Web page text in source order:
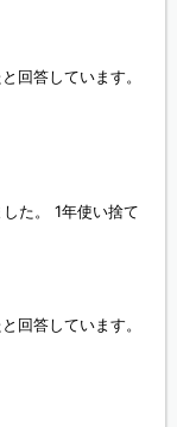
回答しています。
た。 1年使い捨て
回答しています。